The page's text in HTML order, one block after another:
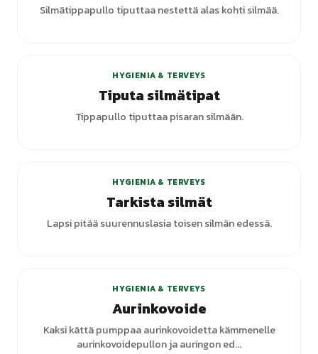
Silmätippapullo tiputtaa nestettä alas kohti silmää.
HYGIENIA & TERVEYS
Tiputa silmätipat
Tippapullo tiputtaa pisaran silmään.
HYGIENIA & TERVEYS
Tarkista silmät
Lapsi pitää suurennuslasia toisen silmän edessä.
HYGIENIA & TERVEYS
Aurinkovoide
Kaksi kättä pumppaa aurinkovoidetta kämmenelle
aurinkovoidepullon ja auringon ed...